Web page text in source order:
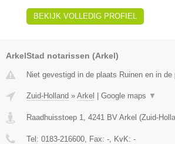
BEKIJK VOLLEDIG PROFIEL
ArkelStad notarissen (Arkel)
Niet gevestigd in de plaats Ruinen en in de
Zuid-Holland » Arkel | Google maps ▼
Raadhuisstoep 1 4241 BV Arkel (Zuid-
Tel: 0183-216600 , Fax: - , KvK: -